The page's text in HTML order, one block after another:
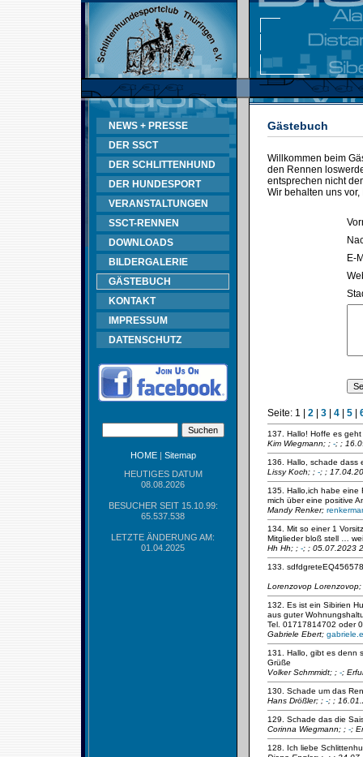
NEWS + PRESSE
DER SSCT
DER SCHLITTENHUND
DER HUNDESPORT
VERANSTALTUNGEN
SSCT-RENNEN
DOWNLOADS
BILDERGALERIE
GÄSTEBUCH
KONTAKT
IMPRESSUM
DATENSCHUTZ
HOME| Sitemap
HEUTIGES DATUM
08.08.2026
BESUCHER SEIT 15.10.99:
65.537.538
LETZTE ÄNDERUNG AM:
01.04.2025
Gästebuch
Willkommen beim
den Rennen
entsprechen nicht
Wir behalten uns
E-
Seite: 1 2 3 4 5
137. Hallo! Hoffe es
Kim Wiegmann; ; -; ;
136. Hallo, schade dass
Lissy Koch; ; -; ;
135. Hallo,ich habe eine
mich über eine positive
Mandy Renker;
134. Mit so einer 1
Mitglieder bloß stell …
Hh Hh; ; -; ; 05.07.2023
133.
Lorenzovop Lorenzovop;
132. Es ist ein Sibirien
aus guter
Tel. 01717814702 oder
Gabriele Ebert;
131. Hallo, gibt es denn
Grüße
Volker Schmmidt; ; -;
130. Schade um das
Hans Drößler; ; -; ;
129. Schade das die
Corinna Wiegmann; ; -;
128. Ich liebe